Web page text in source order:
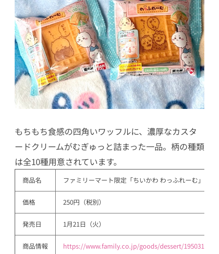
もちもち食感の四角いワッフルに、濃厚なカスタ
ードクリームがむぎゅっと詰まった一品。柄の種類
は全10種用意されています。
商品名 ファミリーマート限定「ちいかわ わっふれーむ」
価格 250円（税別）
発売日 1月21日（火）
商品情報 https://www.family.co.jp/goods/dessert/